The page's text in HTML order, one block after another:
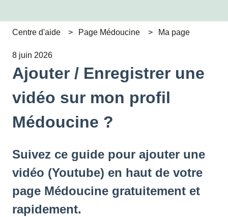
Centre d'aide Page Médoucine Ma page
8 juin 2026
Ajouter / Enregistrer une
vidéo sur mon profil
Médoucine ?
Suivez ce guide pour ajouter une
vidéo (Youtube) en haut de votre
page Médoucine gratuitement et
rapidement.